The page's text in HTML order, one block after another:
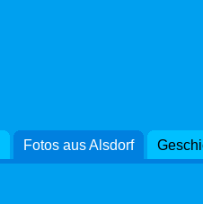
Fotos aus Alsdorf
Siedlung
Gebiet